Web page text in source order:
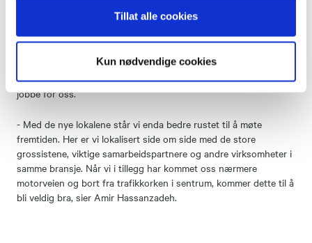
Tillat alle cookies
Kun nødvendige cookies
- Jeg mener at alt bør ligge til rette for både stabil drift og
et godt varemerke i Follo. Det merker vi ikke minst gjennom alle
henvendelsene fra både nye kunder og folk som har lyst til å
jobbe for oss.
- Med de nye lokalene står vi enda bedre rustet til å møte
fremtiden. Her er vi lokalisert side om side med de store
grossistene, viktige samarbeidspartnere og andre virksomheter i
samme bransje. Når vi i tillegg har kommet oss nærmere
motorveien og bort fra trafikkorken i sentrum, kommer dette til å
bli veldig bra, sier Amir Hassanzadeh.